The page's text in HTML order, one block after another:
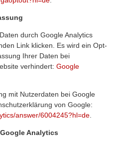
durch Google Analytics
Link klicken. Es wird ein Opt-
Ihrer Daten bei
verhindert: Google
mit Nutzerdaten bei Google
von Google:
answer/6004245?hl=de.
Analytics